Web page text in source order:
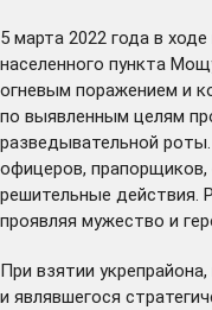
5 марта 2022 года в
населенного пункта
огневым поражением и
по выявленным целям
разведывательной
офицеров,
решительные действия.
проявляя мужество и
При взятии
и являвшегося